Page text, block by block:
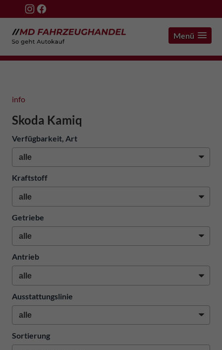
Menü
info
Skoda Kamiq
Verfügbarkeit, Art
Kraftstoff
Getriebe
Antrieb
Ausstattungslinie
Sortierung